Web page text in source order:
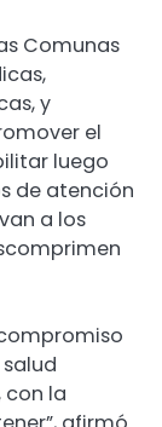
Comunas
y
el
luego
de atención
a los
con la